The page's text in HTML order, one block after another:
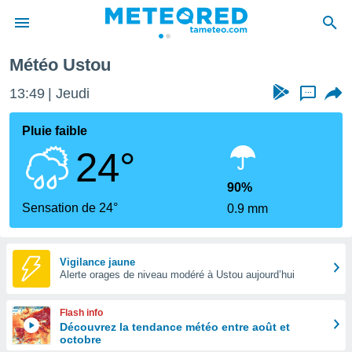
de
par
Météo Ustou
13:49 Jeudi ...
Pluie faible
24°
Sensation de 24°
90%
0.9 mm
Vigilance jaune
Alerte orages de niveau modéré à Ustou aujourd’hui
Flash info
Découvrez la tendance météo entre août et
octobre